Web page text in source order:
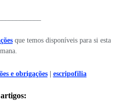
que temos disponíveis para si esta
e obrigações| escripofilia